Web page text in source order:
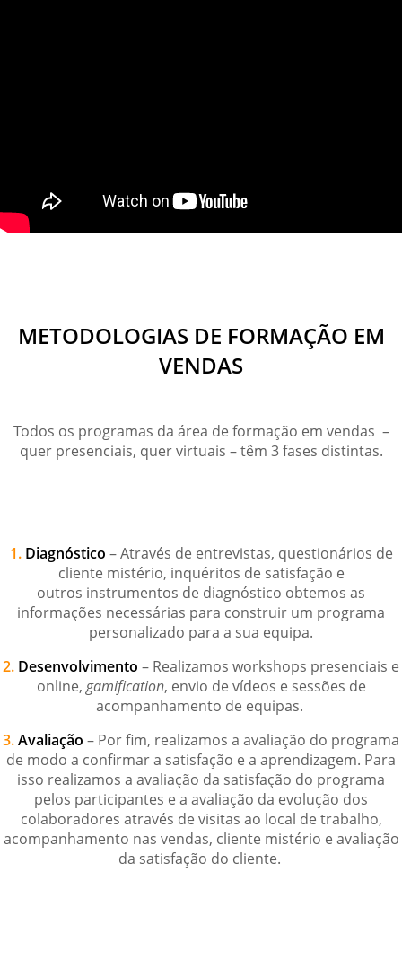
METODOLOGIAS DE FORMAÇÃO EM
VENDAS
Todos os programas da área de formação em vendas –
quer presenciais, quer virtuais – têm 3 fases distintas.
1.Diagnóstico – Através de entrevistas, questionários de
cliente mistério, inquéritos de satisfação e
outros instrumentos de diagnóstico obtemos as
informações necessárias para construir um programa
personalizado para a sua equipa.
2. Desenvolvimento – Realizamos workshops presenciais e
online, gamification, envio de vídeos e sessões de
acompanhamento de equipas.
3.Avaliação – Por fim, realizamos a avaliação do programa
de modo a confirmar a satisfação e a aprendizagem. Para
isso realizamos a avaliação da satisfação do programa
pelos participantes e a avaliação da evolução dos
colaboradores através de visitas ao local de trabalho,
acompanhamento nas vendas, cliente mistério e avaliação
da satisfação do cliente.